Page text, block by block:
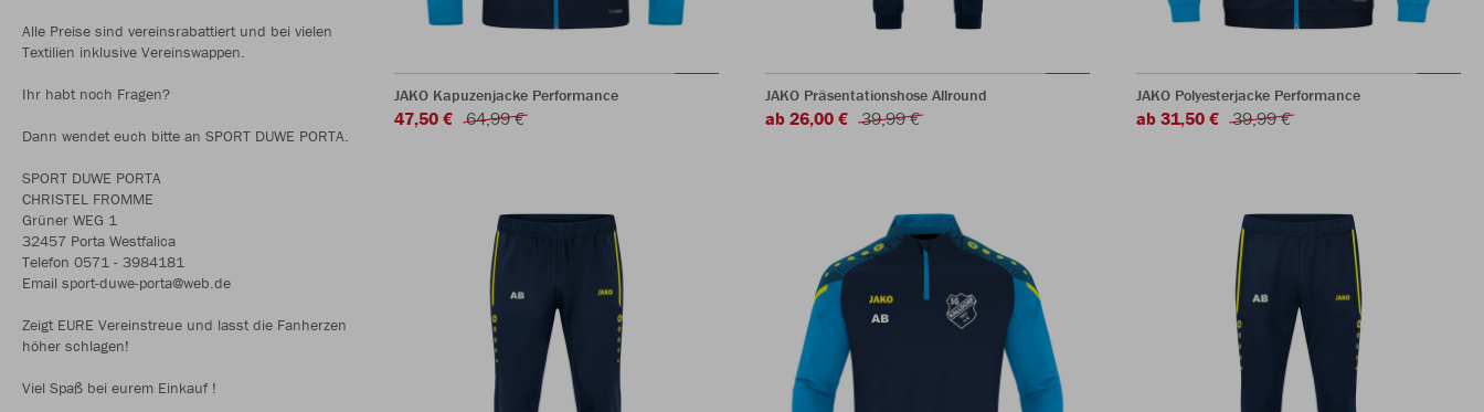
Alle Preise sind vereinsrabattiert und bei vielen
Textilien inklusive Vereinswappen.
Ihr habt noch Fragen?
Dann wendet euch bitte an SPORT DUWE PORTA.
SPORT DUWE PORTA
CHRISTEL FROMME
Grüner WEG 1
32457 Porta Westfalica
Telefon 0571 - 3984181
Email sport-duwe-porta@web.de
Zeigt EURE Vereinstreue und lasst die Fanherzen
höher schlagen!
Viel Spaß bei eurem Einkauf !
JAKO Kapuzenjacke Performance
47,50 € 64,99 €
JAKO Präsentationshose Allround
ab 26,00 € 39,99 €
JAKO Polyesterjacke Performance
ab 31,50 € 39,99 €